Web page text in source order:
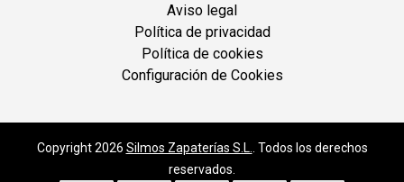
Aviso legal
Política de privacidad
Política de cookies
Configuración de Cookies
Copyright 2026 Silmos Zapaterías S.L.
. Todos los derechos
reservados.